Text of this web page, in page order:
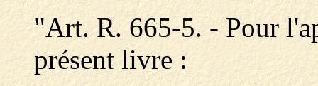
"Art. R. 665-5. - Pour
présent livre :